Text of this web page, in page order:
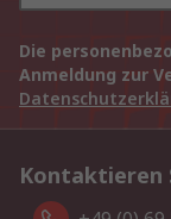
Die
Anmeldung zur
Kontaktieren